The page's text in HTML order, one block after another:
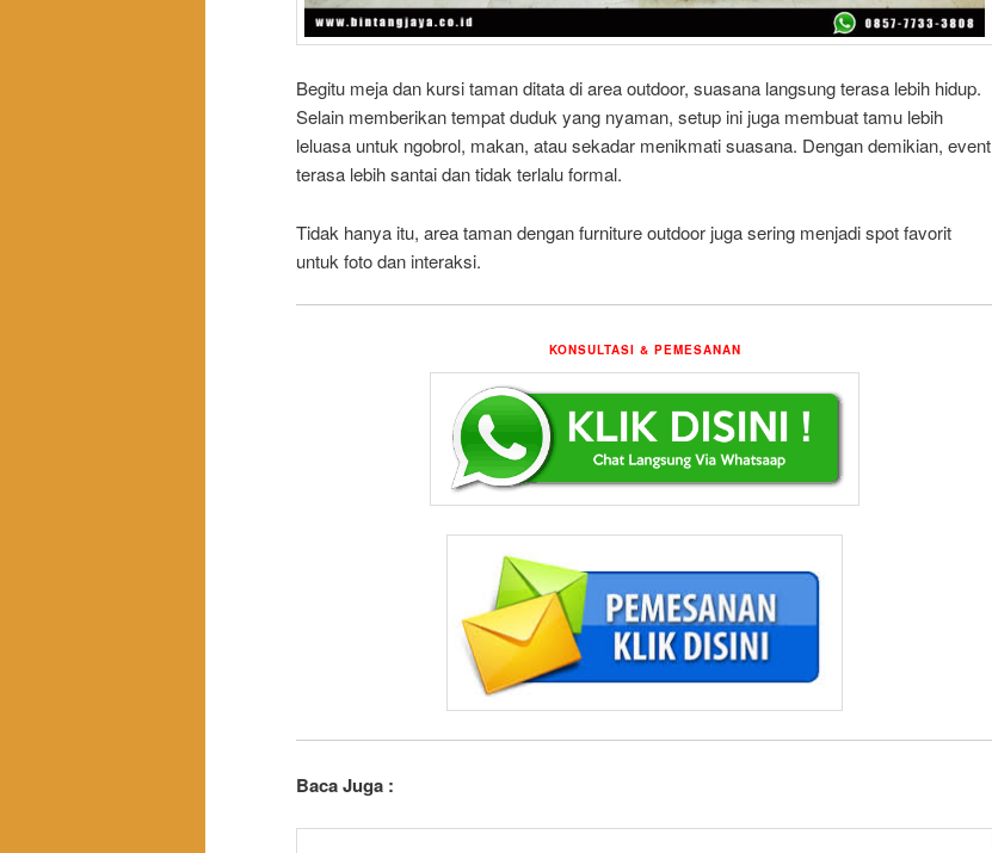
Begitu meja dan kursi taman ditata di area outdoor, suasana langsung terasa lebih hidup.
Selain memberikan tempat duduk yang nyaman, setup ini juga membuat tamu lebih
leluasa untuk ngobrol, makan, atau sekadar menikmati suasana. Dengan demikian, event
terasa lebih santai dan tidak terlalu formal.
Tidak hanya itu, area taman dengan furniture outdoor juga sering menjadi spot favorit
untuk foto dan interaksi.
KONSULTASI & PEMESANAN
Baca Juga :